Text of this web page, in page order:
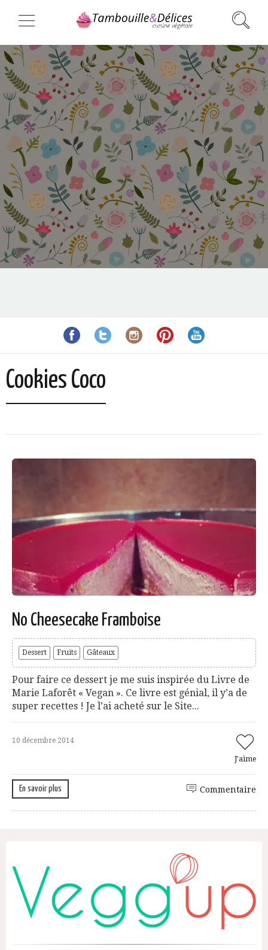
Cookies Coco
No Cheesecake Framboise
Dessert Fruits Gâteaux
Pour faire ce dessert je me suis inspirée du Livre de
Marie Laforêt « Vegan ». Ce livre est génial, il y’a de
super recettes ! Je l’ai acheté sur le Site...
10 décembre 2014
J'aime
En savoir plus Commentaire